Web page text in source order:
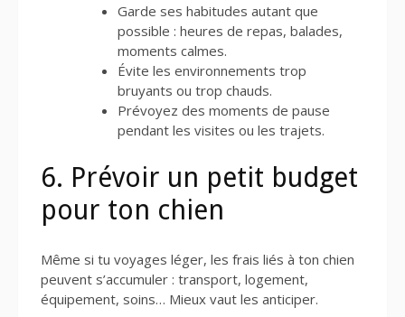
Garde ses habitudes autant que
possible : heures de repas, balades,
moments calmes.
Évite les environnements trop
bruyants ou trop chauds.
Prévoyez des moments de pause
pendant les visites ou les trajets.
6. Prévoir un petit budget
pour ton chien
Même si tu voyages léger, les frais liés à ton chien
peuvent s’accumuler : transport, logement,
équipement, soins… Mieux vaut les anticiper.